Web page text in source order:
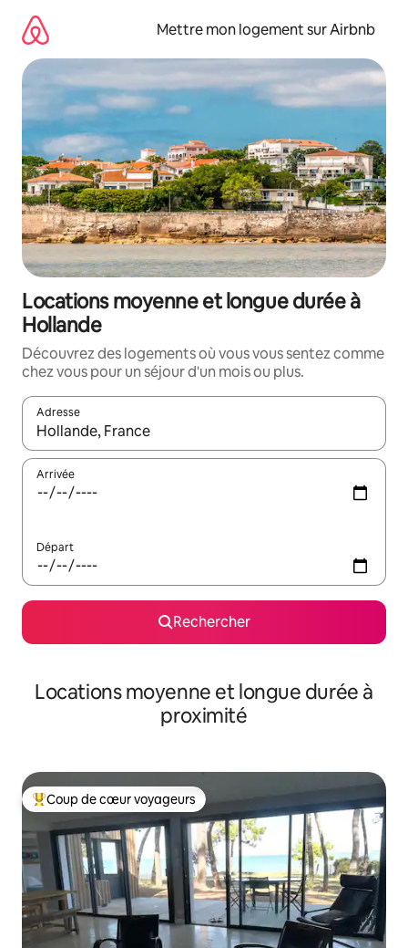
directement
contenu
Mettre mon logement sur Airbnb
Locations moyenne et longue durée à
Hollande
Découvrez des logements où vous vous sentez comme
chez vous pour un séjour d'un mois ou plus.
Adresse
Lorsque les résultats s'affichent, utilisez les flèches vers le
Arrivée
Départ
Rechercher
Locations moyenne et longue durée à
proximité
Coups de cœur voyageurs les plus appréciés
Coup de cœur voyageurs